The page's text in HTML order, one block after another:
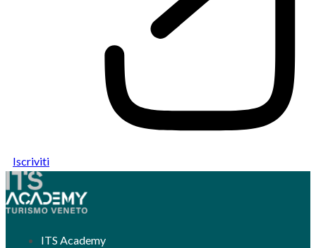
Iscriviti
ITS Academy